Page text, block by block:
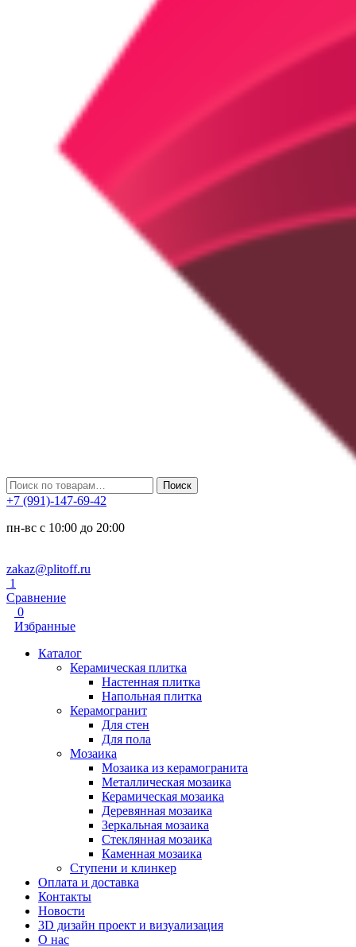
Искать: Поиск
+7 (991)-147-69-42
пн-вс с 10:00 до 20:00
zakaz@plitoff.ru
1
Сравнение
0
Избранные
Каталог
Керамическая плитка
Настенная плитка
Напольная плитка
Керамогранит
Для стен
Для пола
Мозаика
Мозаика из керамогранита
Металлическая мозаика
Керамическая мозаика
Деревянная мозаика
Зеркальная мозаика
Стеклянная мозаика
Каменная мозаика
Ступени и клинкер
Оплата и доставка
Контакты
Новости
3D дизайн проект и визуализация
О нас